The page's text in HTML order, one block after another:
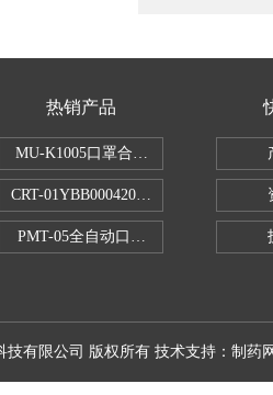
热销产品
MU-K1005口罩合成血液穿透试验仪
CRT-01YBB00042005数显式安瓿瓶圆
PMT-05全自动口红折断力测试仪
有限公司 版权所有 技术支持： 制药